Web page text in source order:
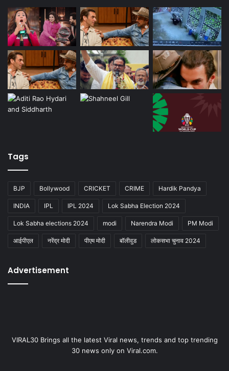
Tags
BJP Bollywood CRICKET CRIME Hardik Pandya
INDIA IPL IPL 2024 Lok Sabha Election 2024
Lok Sabha elections 2024 modi Narendra Modi PM Modi
आईपीएल नरेंद्र मोदी पीएम मोदी बॉलीवुड लोकसभा चुनाव 2024
Advertisement
VIRAL30 Brings all the latest Viral news, trends and top trending
30 news only on Viral.com.